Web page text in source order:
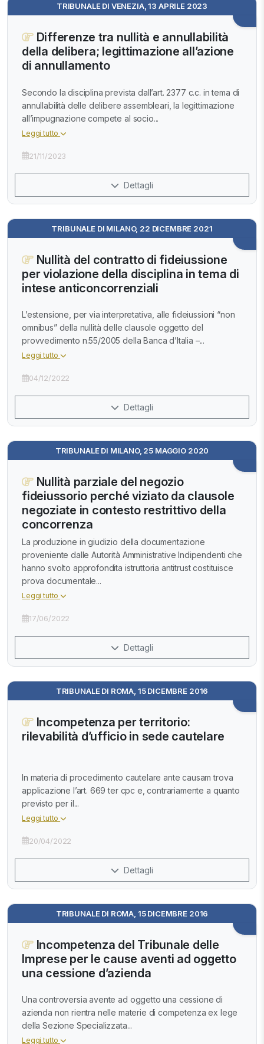
TRIBUNALE DI VENEZIA, 13 APRILE 2023
Differenze tra nullità e annullabilità
della delibera; legittimazione all’azione
di annullamento
Secondo la disciplina prevista dall’art. 2377 c.c. in tema di
annullabilità delle delibere assembleari, la legittimazione
all’impugnazione compete al socio...
Leggi tutto
21/11/2023
Dettagli
TRIBUNALE DI MILANO, 22 DICEMBRE 2021
Nullità del contratto di fideiussione
per violazione della disciplina in tema di
intese anticoncorrenziali
L’estensione, per via interpretativa, alle fideiussioni “non
omnibus” della nullità delle clausole oggetto del
provvedimento n.55/2005 della Banca d’Italia –...
Leggi tutto
04/12/2022
Dettagli
TRIBUNALE DI MILANO, 25 MAGGIO 2020
Nullità parziale del negozio
fideiussorio perché viziato da clausole
negoziate in contesto restrittivo della
concorrenza
La produzione in giudizio della documentazione
proveniente dalle Autorità Amministrative Indipendenti che
hanno svolto approfondita istruttoria antitrust costituisce
prova documentale...
Leggi tutto
17/06/2022
Dettagli
TRIBUNALE DI ROMA, 15 DICEMBRE 2016
Incompetenza per territorio:
rilevabilità d’ufficio in sede cautelare
In materia di procedimento cautelare ante causam trova
applicazione l’art. 669 ter cpc e, contrariamente a quanto
previsto per il...
Leggi tutto
20/04/2022
Dettagli
TRIBUNALE DI ROMA, 15 DICEMBRE 2016
Incompetenza del Tribunale delle
Imprese per le cause aventi ad oggetto
una cessione d’azienda
Una controversia avente ad oggetto una cessione di
azienda non rientra nelle materie di competenza ex lege
della Sezione Specializzata...
Leggi tutto